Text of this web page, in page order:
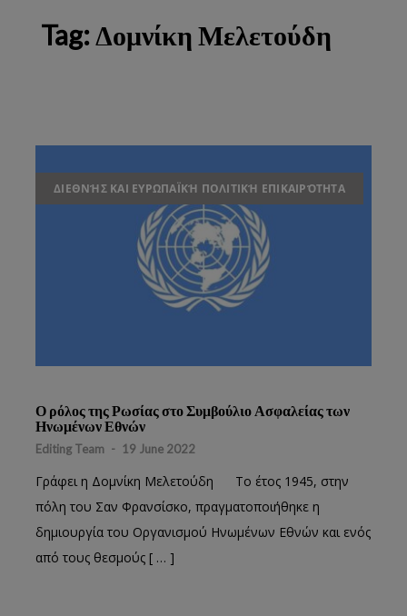
Tag:Δομνίκη Μελετούδη
ΔΙΕΘΝΉΣ ΚΑΙ ΕΥΡΩΠΑΪΚΉ ΠΟΛΙΤΙΚΉ ΕΠΙΚΑΙΡΌΤΗΤΑ
Ο ρόλος της Ρωσίας στο Συμβούλιο Ασφαλείας των
Ηνωμένων Εθνών
Editing Team - 19 June 2022
Γράφει η Δομνίκη Μελετούδη Το έτος 1945, στην
πόλη του Σαν Φρανσίσκο, πραγματοποιήθηκε η
δημιουργία του Οργανισμού Ηνωμένων Εθνών και ενός
από τους θεσμούς [ … ]